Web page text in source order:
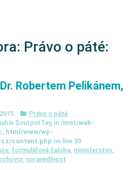
Právo o páté:
Robertem Pelikánem,
Právo o páté
$outputTag in/mnt/web-
www/wp-
content.php on line 33
, formulářová žaloba, ministerstvo,
, spravedlnost